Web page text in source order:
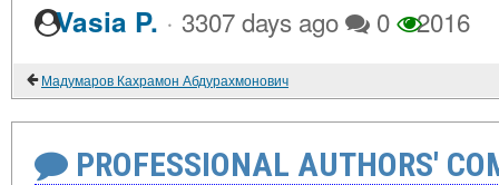
Vasia P. · 3307 days ago 0 2016
Мадумаров Кахрамон Абдурахмонович
PROFESSIONAL AUTHORS'